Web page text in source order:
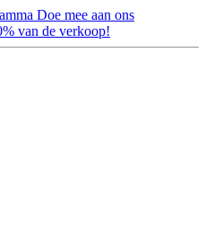
Doe mee aan ons
van de verkoop!